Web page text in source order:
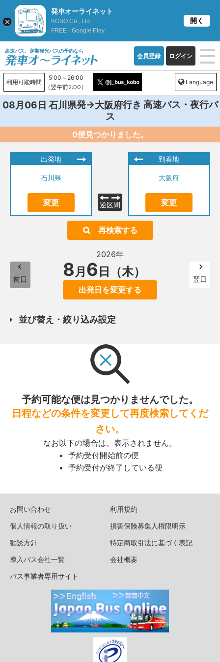
高速バス、定期観光バスの予約なら
会員登録 ログイン
利用可能時間
5:00～26:00
（翌午前2:00）
Language
08月06日 石川県発→大阪府行き 高速バス・夜行バ
ス
0便見つかりました。
出発地
石川県
変更 逆区間
到着地
大阪府
変更
再検索する
前日
2026年
8月 6 日（木）
出発日を変更する
翌日
並び替え・絞り込み設定
予約可能な便は見つかりませんでした。
日程などの条件を変更して再度検索してくだ
さい。
なお以下の場合は、表示されません。
予約受付開始前の便
予約受付が終了している便
お問い合わせ
利用規約
個人情報の取り扱い
損害保険募集人権限明示
勧誘方針
特定商取引法に基づく表記
導入バス会社一覧
会社概要
バス事業者専用サイト
発車オーライネット
KOBO Co., Ltd.
FREE - Google Play
開く